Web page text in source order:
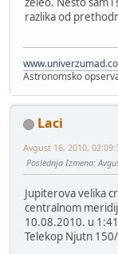
razlika od
Astronomsko
Laci
Avgust 16, 2010,
Poslednja Izmena:
Jupiterova velika
centralnom
10.08.2010. u
Telekop Njutn